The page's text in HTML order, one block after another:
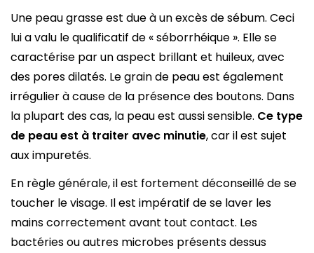
Une peau grasse est due à un excès de sébum. Ceci
lui a valu le qualificatif de « séborrhéique ». Elle se
caractérise par un aspect brillant et huileux, avec
des pores dilatés. Le grain de peau est également
irrégulier à cause de la présence des boutons. Dans
la plupart des cas, la peau est aussi sensible. Ce type
de peau est à traiter avec minutie, car il est sujet
aux impuretés.
En règle générale, il est fortement déconseillé de se
toucher le visage. Il est impératif de se laver les
mains correctement avant tout contact. Les
bactéries ou autres microbes présents dessus